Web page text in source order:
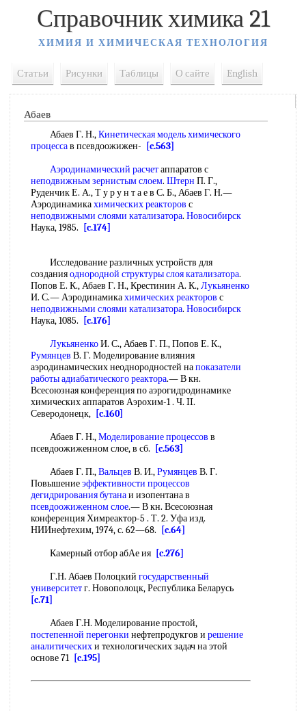
Справочник химика 21
ХИМИЯ И ХИМИЧЕСКАЯ ТЕХНОЛОГИЯ
Статьи Рисунки Таблицы О сайте English
Абаев
Абаев Г. Н.,Кинетическая модельхимического
процессав псевдоожижен-
[c.563]
Аэродинамический расчетаппаратов с
неподвижным зернистым слоем. Штерн П. Г.,
Руденчик Е. А., Т у р у н т а е в С. Б., Абаев Г. Н.—
Аэродинамикахимических реакторов с
неподвижными слоями катализатора. Новосибирск
Наука, 1985.
[c.174]
Исследование различных устройств для
созданияоднородной структурыслоя катализатора.
Попов Е. К., Абаев Г. Н., Крестинин А. К.,Лукьяненко
И. С.— Аэродинамикахимических реакторов с
неподвижными слоями катализатора. Новосибирск
Наука, 1085.
[c.176]
ЛукьяненкоИ. С., Абаев Г. П., Попов Е. К.,
Румянцев В. Г. Моделирование влияния
аэродинамических неоднородностей напоказатели
работыадиабатического реактора.— В кн.
Всесоюзная конференция по аэрогидродинамике
химических аппаратов Аэрохим-1 . Ч. II.
Северодонецк, [c.160]
Абаев Г. Н.,Моделирование процессов в
псевдоожиженном слое, в сб.
[c.563]
Абаев Г. П.,Вальцев В. И.,Румянцев В. Г.
Повышениеэффективности процессов
дегидрирования бутанаи изопентана в
псевдоожиженном слое.— В кн. Всесоюзная
конференция Химреактор-5 . Т. 2. Уфа изд.
НИИнефтехим, 1974, с. 62—68.
[c.64]
Камерный отбор абАе ия [c.276]
Г.Н. Абаев Полоцкий государственный
университетг. Новополоцк, Республика Беларусь
[c.71]
Абаев Г.Н. Моделирование простой,
постепенной перегонки нефтепродукгов и решение
аналитическихи технологических задач на этой
основе 71 [c.195]